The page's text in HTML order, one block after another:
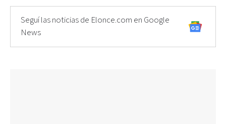
Seguí las noticias de Elonce.com en Google
News